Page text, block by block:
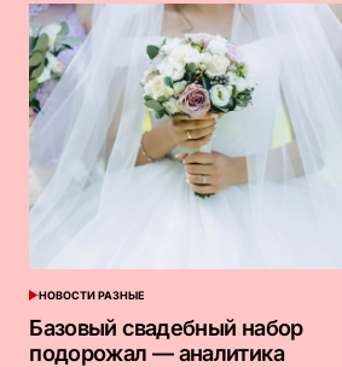
ОПУБЛИКОВАНО
В
НОВОСТИ РАЗНЫЕ
Базовый свадебный набор
подорожал — аналитика